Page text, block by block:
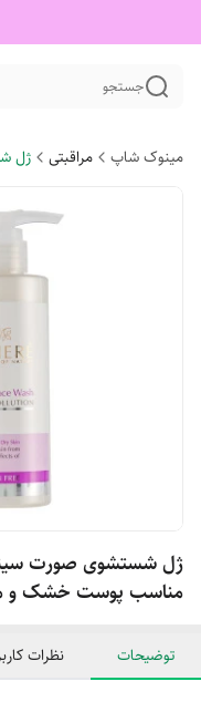
جستجو
مینوک شاپ مراقبتی ژل
ژل شستشوی صورت
مناسب پوست خشک و معمولی
توضیحات نظرات